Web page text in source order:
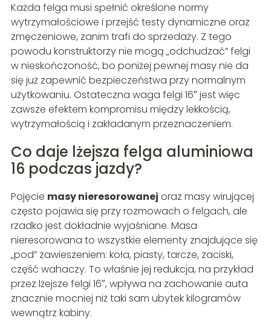
Każda felga musi spełnić określone normy
wytrzymałościowe i przejść testy dynamiczne oraz
zmęczeniowe, zanim trafi do sprzedaży. Z tego
powodu konstruktorzy nie mogą „odchudzać” felgi
w nieskończoność, bo poniżej pewnej masy nie da
się już zapewnić bezpieczeństwa przy normalnym
użytkowaniu. Ostateczna waga felgi 16″ jest więc
zawsze efektem kompromisu między lekkością,
wytrzymałością i zakładanym przeznaczeniem.
Co daje lżejsza felga aluminiowa
16 podczas jazdy?
Pojęcie masy nieresorowanej oraz masy wirującej
często pojawia się przy rozmowach o felgach, ale
rzadko jest dokładnie wyjaśniane. Masa
nieresorowana to wszystkie elementy znajdujące się
„pod” zawieszeniem: koła, piasty, tarcze, zaciski,
część wahaczy. To właśnie jej redukcja, na przykład
przez lżejsze felgi 16″, wpływa na zachowanie auta
znacznie mocniej niż taki sam ubytek kilogramów
wewnątrz kabiny.